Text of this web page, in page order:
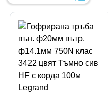
Име
Код на артикул
Код на артикул